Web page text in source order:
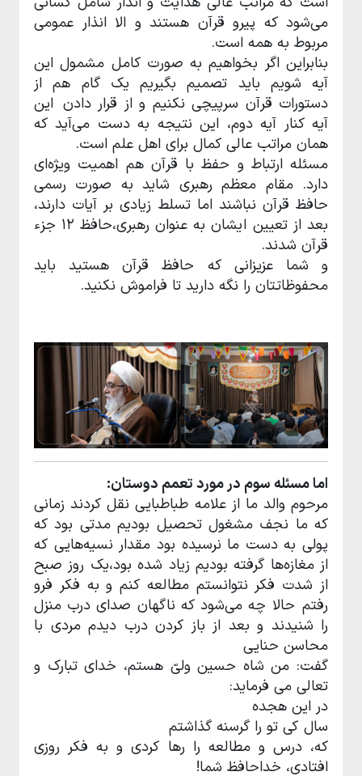
می‌شود که پیرو قرآن هستند و الا انذار عمومی
مربوط به همه است.
بنابراین اگر بخواهیم به صورت کامل مشمول این
آیه شویم باید تصمیم بگیریم یک گام هم از
دستورات قرآن سرپیچی نکنیم و از قرار دادن این
آیه کنار آیه دوم، این نتیجه به دست می‌آید که
همان مراتب عالی کمال برای اهل علم است.
مسئله ارتباط و حفظ با قرآن هم اهمیت ویژه‌ای
دارد. مقام معظم رهبری شاید به صورت رسمی
حافظ قرآن نباشند اما تسلط زیادی بر آیات دارند،
بعد از تعیین ایشان به عنوان رهبری،حافظ ۱۲ جزء
قرآن شدند.
و شما عزیزانی که حافظ قرآن هستید باید
محفوظاتتان را نگه دارید تا فراموش نکنید.
اما مسئله سوم در مورد تعمم دوستان:
مرحوم والد ما از علامه طباطبایی نقل کردند زمانی
که ما نجف مشغول تحصیل بودیم مدتی بود که
پولی به دست ما نرسیده بود مقدار نسیه‌هایی که
از مغازه‌ها گرفته بودیم زیاد شده بود،یک روز صبح
از شدت فکر نتوانستم مطالعه کنم و به فکر فرو
رفتم حالا چه می‌شود که ناگهان صدای درب منزل
را شنیدند و بعد از باز کردن درب دیدم مردی با
محاسن حنایی
گفت: من شاه حسین ولیّ هستم، خدای تبارک و
تعالی می فرماید:
در این هجده
سال کی تو را گرسنه گذاشتم
که، درس و مطالعه را رها کردی و به فکر روزی
افتادی، خداحافظ شما!